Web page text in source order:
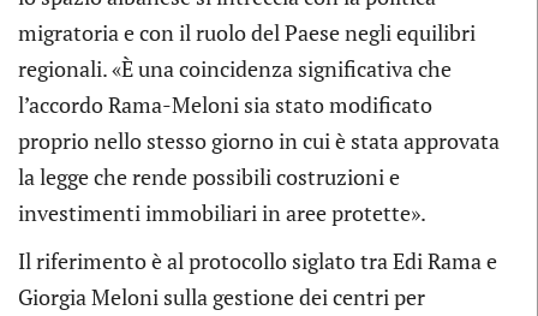
migratoria e con il ruolo del Paese negli equilibri
regionali. «È una coincidenza significativa che
l’accordo Rama-Meloni sia stato modificato
proprio nello stesso giorno in cui è stata approvata
la legge che rende possibili costruzioni e
investimenti immobiliari in aree protette».
Il riferimento è al protocollo siglato tra Edi Rama e
Giorgia Meloni sulla gestione dei centri per